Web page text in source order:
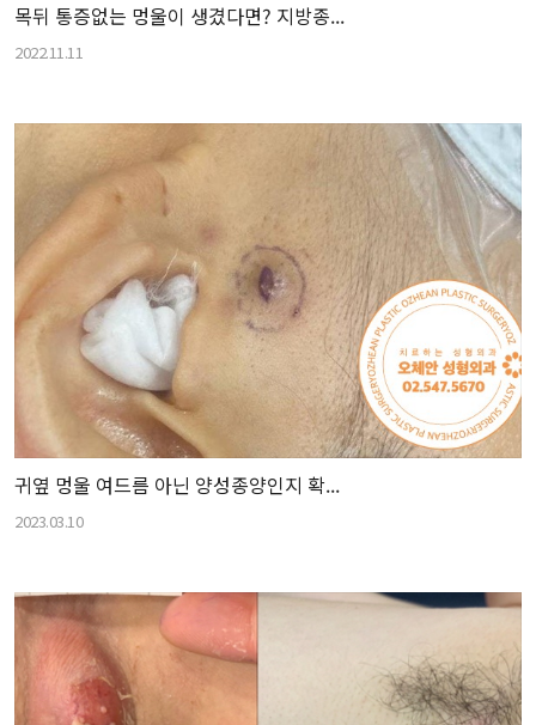
목뒤 통증없는 멍울이 생겼다면? 지방종...
2022.11.11
귀옆 멍울 여드름 아닌 양성종양인지 확...
2023.03.10